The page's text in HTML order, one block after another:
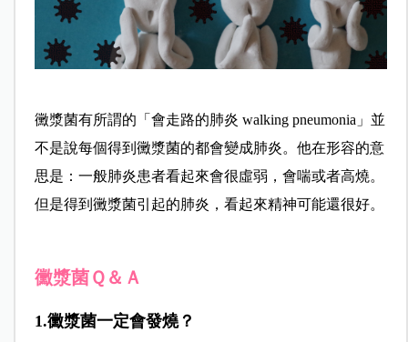
黴漿菌有所謂的「會走路的肺炎 walking pneumonia」並
不是說每個得到黴漿菌的都會變成肺炎。他在形容的意
思是：一般肺炎患者看起來會很虛弱，會喘或者高燒。
但是得到黴漿菌引起的肺炎，看起來精神可能還很好。
黴漿菌Ｑ＆Ａ
1.黴漿菌一定會發燒？